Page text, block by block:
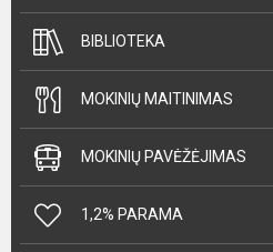
BIBLIOTEKA
MOKINIŲ MAITINIMAS
MOKINIŲ PAVĖŽĖJIMAS
1,2% PARAMA